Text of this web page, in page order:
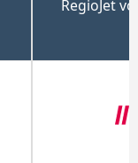
RegioJet